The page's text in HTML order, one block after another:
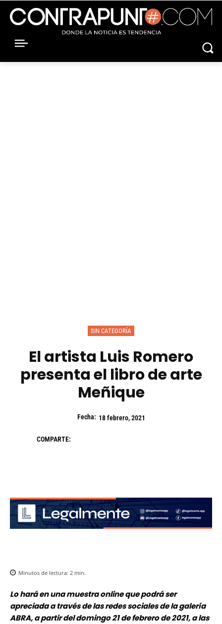
SIN CATEGORÍA
El artista Luis Romero
presenta el libro de arte
Meñique
Fecha: 18 febrero, 2021
COMPARTE:
Minutos de lectura: 2 min.
Lo hará en una muestra online que podrá ser
apreciada a través de las redes sociales de la galería
ABRA, a partir del domingo 21 de febrero de 2021, a las